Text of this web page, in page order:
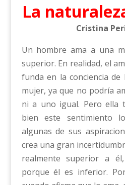
La
Cristina
Un hombre ama a una
superior. En realidad, el
funda en la conciencia
mujer, ya que no podría
ni a uno igual. Pero ella
bien este sentimiento
algunas de sus
crea una gran
realmente superior a
porque él es inferior.